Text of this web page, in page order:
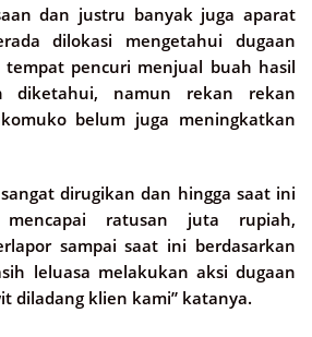
dan justru banyak juga aparat
dilokasi mengetahui dugaan
pencuri menjual buah hasil
diketahui, namun rekan rekan
belum juga meningkatkan
dirugikan dan hingga saat ini
ratusan juta rupiah,
sampai saat ini berdasarkan
leluasa melakukan aksi dugaan
diladang klien kami” katanya.